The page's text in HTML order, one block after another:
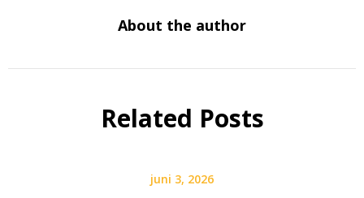
About the author
Related Posts
juni 3, 2026